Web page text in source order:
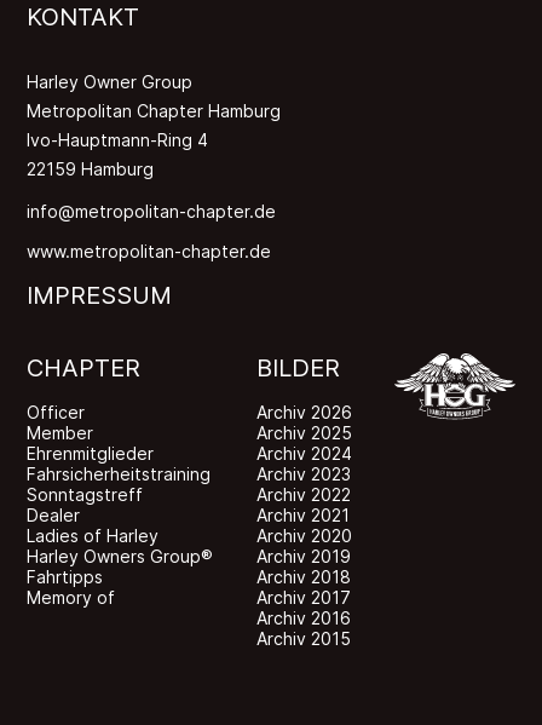
KONTAKT
Harley Owner Group
Metropolitan Chapter Hamburg
Ivo-Hauptmann-Ring 4
22159 Hamburg
info@metropolitan-chapter.de
www.metropolitan-chapter.de
IMPRESSUM
CHAPTER
Officer
Member
Ehrenmitglieder
Fahrsicherheitstraining
Sonntagstreff
Dealer
Ladies of Harley
Harley Owners Group®
Fahrtipps
Memory of
BILDER
Archiv 2026
Archiv 2025
Archiv 2024
Archiv 2023
Archiv 2022
Archiv 2021
Archiv 2020
Archiv 2019
Archiv 2018
Archiv 2017
Archiv 2016
Archiv 2015